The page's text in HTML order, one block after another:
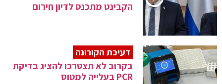
הקבינט מתכנס לדיון חירום
דעיכת הקורונה
בקרוב לא תצטרכו להציג בדיקת
PCR בעלייה למטוס